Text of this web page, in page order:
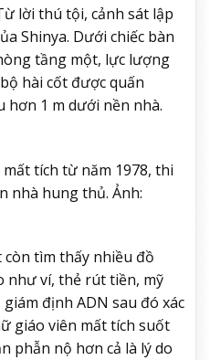
lời thú tội, cảnh sát lập
Shinya. Dưới chiếc bàn
tầng một, lực lượng
hài cốt được quấn
hơn 1 m dưới nền nhà.
tích từ năm 1978, thi
nhà hung thủ. Ảnh:
tìm thấy nhiều đồ
như ví, thẻ rút tiền, mỹ
định ADN sau đó xác
giáo viên mất tích suốt
phẫn nộ hơn cả là lý do